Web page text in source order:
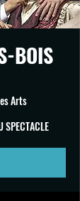
BOIS
Arts
SPECTACLE